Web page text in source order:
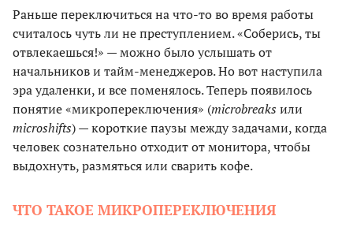
Раньше переключиться на что-то во время работы
считалось чуть ли не преступлением. «Соберись, ты
отвлекаешься!» — можно было услышать от
начальников и тайм-менеджеров. Но вот наступила
эра удаленки, и все поменялось. Теперь появилось
понятие «микропереключения» (microbreaks или
microshifts) — короткие паузы между задачами, когда
человек сознательно отходит от монитора, чтобы
выдохнуть, размяться или сварить кофе.
ЧТО ТАКОЕ МИКРОПЕРЕКЛЮЧЕНИЯ